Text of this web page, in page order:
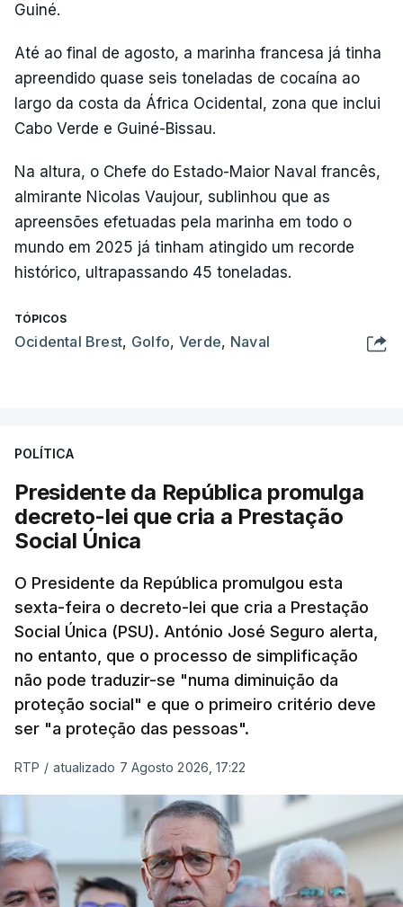
Guiné.
Até ao final de agosto, a marinha francesa já tinha
apreendido quase seis toneladas de cocaína ao
largo da costa da África Ocidental, zona que inclui
Cabo Verde e Guiné-Bissau.
Na altura, o Chefe do Estado-Maior Naval francês,
almirante Nicolas Vaujour, sublinhou que as
apreensões efetuadas pela marinha em todo o
mundo em 2025 já tinham atingido um recorde
histórico, ultrapassando 45 toneladas.
TÓPICOS
Ocidental Brest, Golfo, Verde, Naval
POLÍTICA
Presidente da República promulga
decreto-lei que cria a Prestação
Social Única
O Presidente da República promulgou esta
sexta-feira o decreto-lei que cria a Prestação
Social Única (PSU). António José Seguro alerta,
no entanto, que o processo de simplificação
não pode traduzir-se "numa diminuição da
proteção social" e que o primeiro critério deve
ser "a proteção das pessoas".
RTP / atualizado 7 Agosto 2026, 17:22